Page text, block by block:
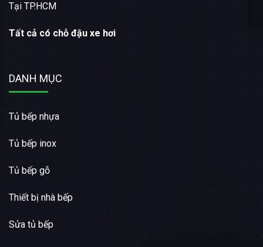
Tại TP.HCM
Tất cả có chỗ đậu xe hơi
DANH MỤC
Tủ bếp nhựa
Tủ bếp inox
Tủ bếp gỗ
Thiết bị nhà bếp
Sửa tủ bếp